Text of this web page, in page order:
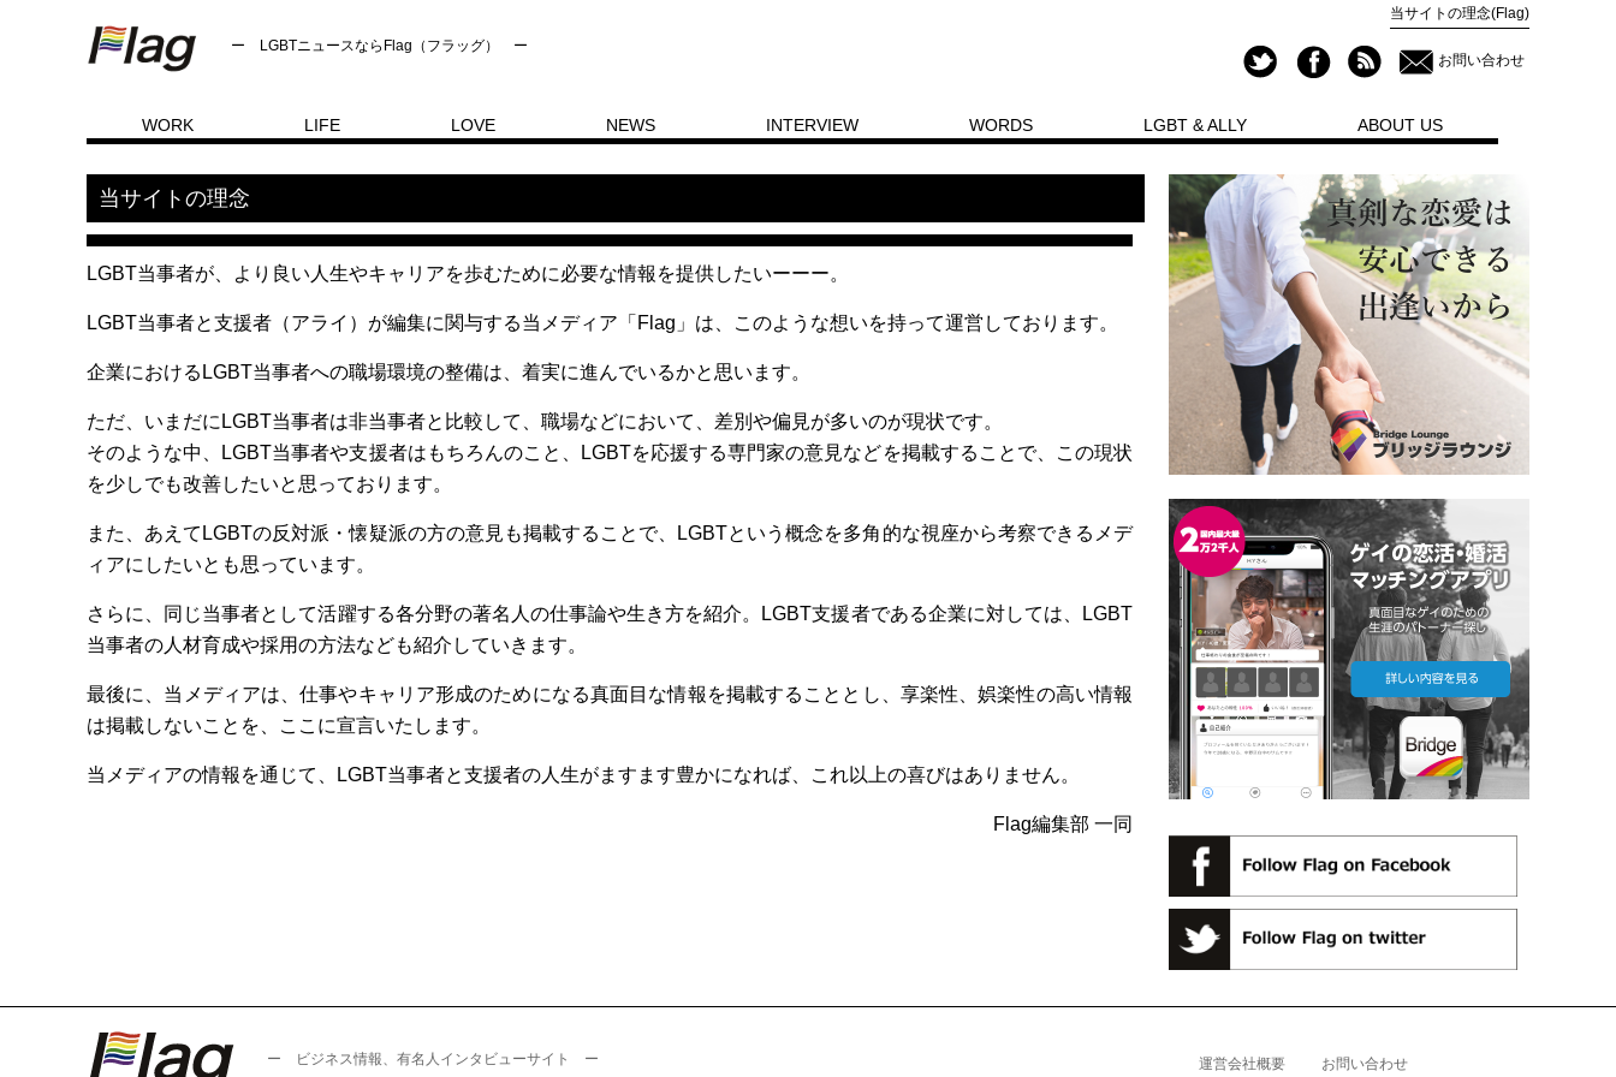
当サイトの理念(Flag)
ー LGBTニュースならFlag（フラッグ） ー
お問い合わせ
WORK LIFE LOVE NEWS INTERVIEW WORDS LGBT & ALLY ABOUT US
トップページ 当サイトの理念
当サイトの理念
LGBT当事者が、より良い人生やキャリアを歩むために必要な情報を提供したいーーー。
LGBT当事者と支援者（アライ）が編集に関与する当メディア「Flag」は、このような想いを持って運営しております。
企業におけるLGBT当事者への職場環境の整備は、着実に進んでいるかと思います。
ただ、いまだにLGBT当事者は非当事者と比較して、職場などにおいて、差別や偏見が多いのが現状です。
そのような中、LGBT当事者や支援者はもちろんのこと、LGBTを応援する専門家の意見などを掲載することで、この現状
を少しでも改善したいと思っております。
また、あえてLGBTの反対派・懐疑派の方の意見も掲載することで、LGBTという概念を多角的な視座から考察できるメデ
ィアにしたいとも思っています。
さらに、同じ当事者として活躍する各分野の著名人の仕事論や生き方を紹介。LGBT支援者である企業に対しては、LGBT
当事者の人材育成や採用の方法なども紹介していきます。
最後に、当メディアは、仕事やキャリア形成のためになる真面目な情報を掲載することとし、享楽性、娯楽性の高い情報
は掲載しないことを、ここに宣言いたします。
当メディアの情報を通じて、LGBT当事者と支援者の人生がますます豊かになれば、これ以上の喜びはありません。
Flag編集部 一同
ー ビジネス情報、有名人インタビューサイト ー 運営会社概要 お問い合わせ